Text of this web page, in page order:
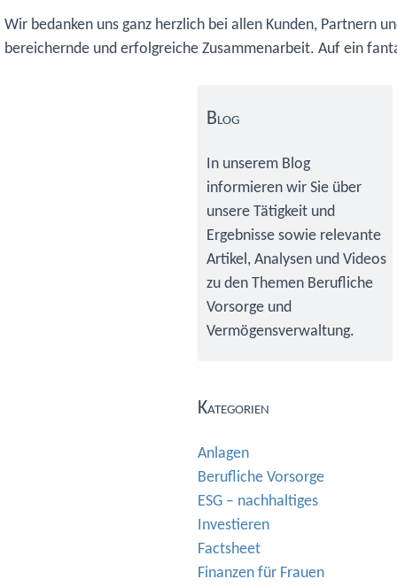
Wir bedanken uns ganz herzlich bei allen Kunden, Partnern
bereichernde und erfolgreiche Zusammenarbeit. Auf ein
Sidebar
Blog
In unserem Blog
informieren wir Sie über
unsere Tätigkeit und
Ergebnisse sowie relevante
Artikel, Analysen und Videos
zu den Themen Berufliche
Vorsorge und
Vermögensverwaltung.
Kategorien
Anlagen
Berufliche Vorsorge
ESG – nachhaltiges
Investieren
Factsheet
Finanzen für Frauen